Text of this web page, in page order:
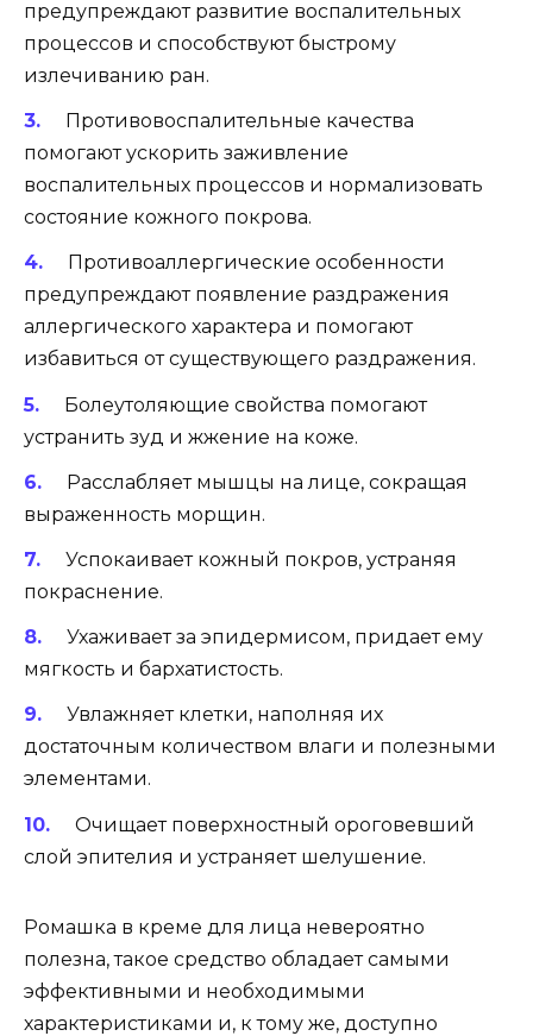
предупреждают развитие воспалительных
процессов и способствуют быстрому
излечиванию ран.
Противовоспалительные качества
помогают ускорить заживление
воспалительных процессов и нормализовать
состояние кожного покрова.
Противоаллергические особенности
предупреждают появление раздражения
аллергического характера и помогают
избавиться от существующего раздражения.
Болеутоляющие свойства помогают
устранить зуд и жжение на коже.
Расслабляет мышцы на лице, сокращая
выраженность морщин.
Успокаивает кожный покров, устраняя
покраснение.
Ухаживает за эпидермисом, придает ему
мягкость и бархатистость.
Увлажняет клетки, наполняя их
достаточным количеством влаги и полезными
элементами.
Очищает поверхностный ороговевший
слой эпителия и устраняет шелушение.
Ромашка в креме для лица невероятно
полезна, такое средство обладает самыми
эффективными и необходимыми
характеристиками и, к тому же, доступно